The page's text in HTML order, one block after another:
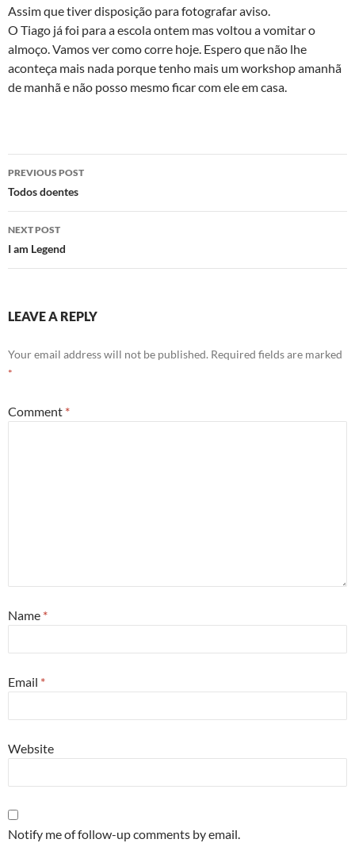
Assim que tiver disposição para fotografar aviso.
O Tiago já foi para a escola ontem mas voltou a vomitar o
almoço. Vamos ver como corre hoje. Espero que não lhe
aconteça mais nada porque tenho mais um workshop amanhã
de manhã e não posso mesmo ficar com ele em casa.
Post
navigation
PREVIOUS POST
Todos doentes
NEXT POST
I am Legend
LEAVE A REPLY
Your email address will not be published. Required fields are marked
*
Comment *
Name *
Email *
Website
Notify me of follow-up comments by email.